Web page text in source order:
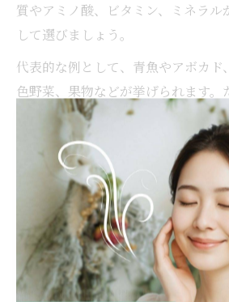
質やアミノ酸、ビタミン、ミネラル
して選びましょう。
代表的な例として、青魚やアボカド
色野菜、果物などが挙げられます。
糖質・脂質の過剰摂取は逆に肌バリ
ため、なるべく控えることが大切で
また、体質やアレルギーによって
い場合もあるため、初めて取り入
め、肌や体調の変化を観察しましょ
材を見つけることが、乾燥肌改善